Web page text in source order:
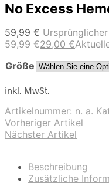
No Excess
59,99€
59,99 €29,00 €
Größe
inkl. MwSt.
Artikelnummer: n. a.
Vorheriger Artikel
Nächster Artikel
Beschreibung
Zusätzliche